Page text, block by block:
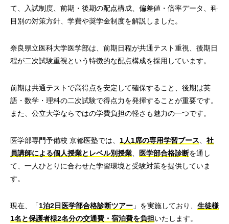
て、入試制度、前期・後期の配点構成、偏差値・倍率データ、科
目別の対策方針、学費や奨学金制度を解説しました。
奈良県立医科大学医学部は、前期日程が共通テスト重視、後期日
程が二次試験重視という特徴的な配点構成を採用しています。
前期は共通テストで高得点を安定して確保すること、後期は英
語・数学・理科の二次試験で得点力を発揮することが重要です。
また、公立大学ならではの学費負担の軽さも魅力の一つです。
医学部専門予備校 京都医塾では、 1人1席の専用学習ブース
社
員講師による個人授業とレベル別授業
医学部合格診断を通し
て、一人ひとりに合わせた学習環境と受験対策を提供していま
す。
現在、「1泊2日医学部合格診断ツアー 」を実施しており、 生徒様
1名と保護者様2名分の交通費・宿泊費を負担いたします。